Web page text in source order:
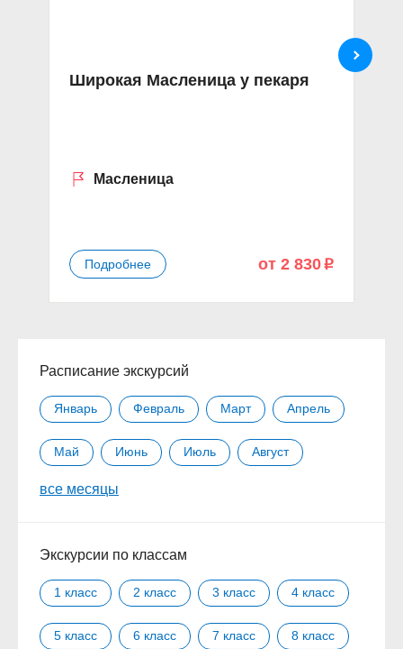
Широкая Масленица у пекаря
Масленица
Подробнее от 2 830 p
Расписание экскурсий
Январь Февраль Март Апрель
Май Июнь Июль Август
Сентябрь
все месяцы
Экскурсии по классам
1 класс 2 класс 3 класс 4 класс
5 класс 6 класс 7 класс 8 класс